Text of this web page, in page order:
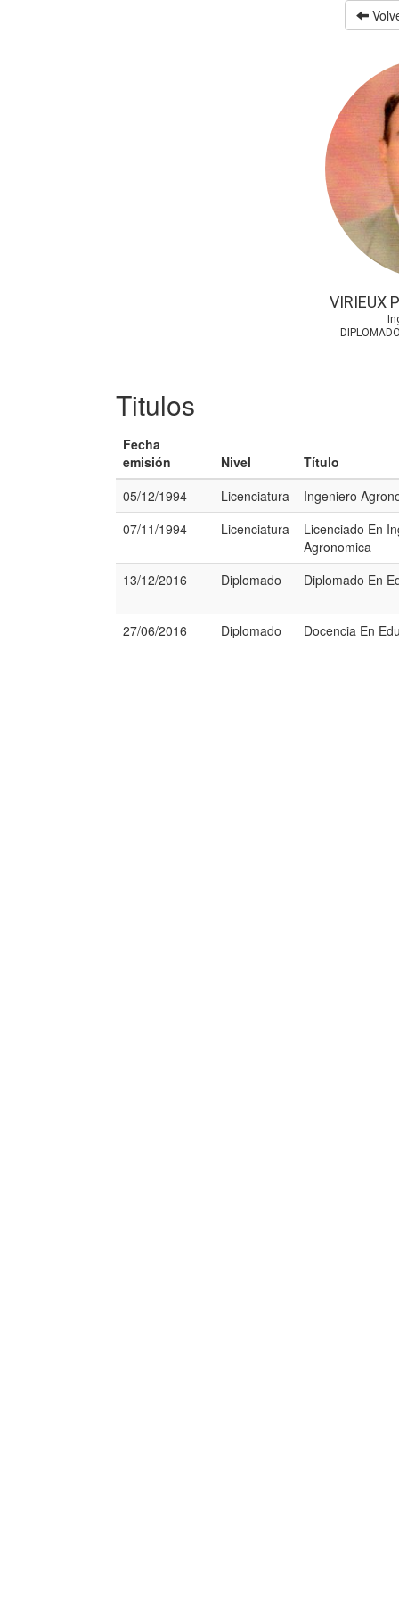
VIRIEUX
Titulos
Fecha
emisión
Nivel
Título
05/12/1994
Licenciatura
Ingeniero
07/11/1994
Licenciatura
Licenciado En
Agronomica
13/12/2016
Diplomado Diplomado En
27/06/2016 Diplomado Docencia En